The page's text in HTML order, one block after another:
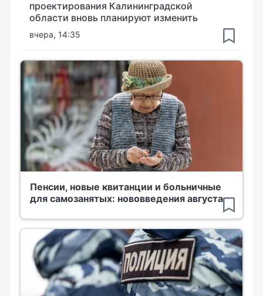
проектирования Калининградской
области вновь планируют изменить
вчера, 14:35
Пенсии, новые квитанции и больничные
для самозанятых: нововведения августа